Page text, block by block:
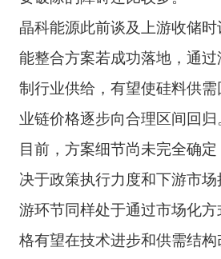
晶科能源此前谈及上游收储
能整合方案若成功落地，通
制行业供给，有望使硅料供
业链价格逐步向合理区间回归
目前，方案细节尚未完全确
决于政策执行力度和下游市
游环节同样处于通过市场化
格有望在技术进步和供需结构